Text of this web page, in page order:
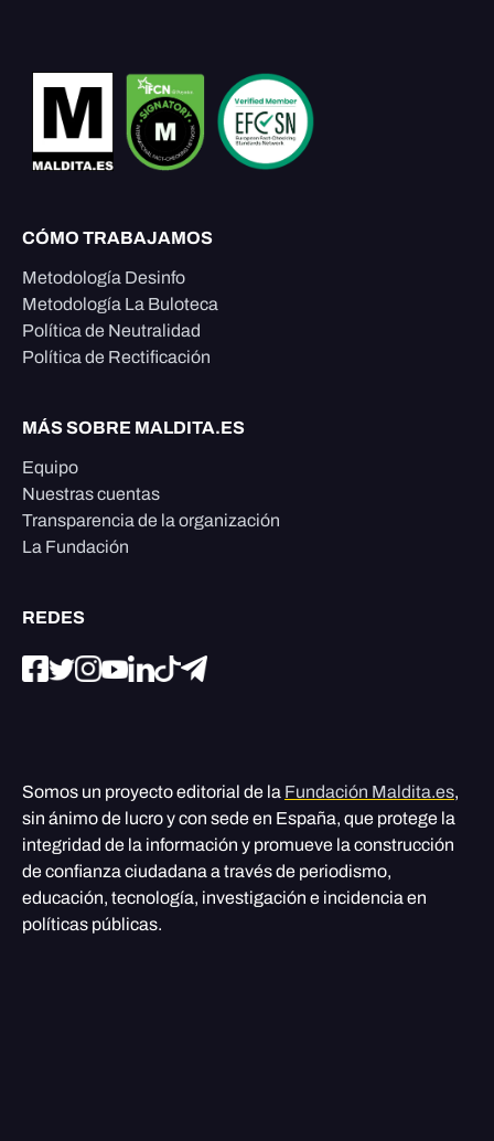
CÓMO TRABAJAMOS
Metodología Desinfo
Metodología La Buloteca
Política de Neutralidad
Política de Rectificación
MÁS SOBRE MALDITA.ES
Equipo
Nuestras cuentas
Transparencia de la organización
La Fundación
REDES
Somos un proyecto editorial de la Fundación Maldita.es,
sin ánimo de lucro y con sede en España, que protege la
integridad de la información y promueve la construcción
de confianza ciudadana a través de periodismo,
educación, tecnología, investigación e incidencia en
políticas públicas.